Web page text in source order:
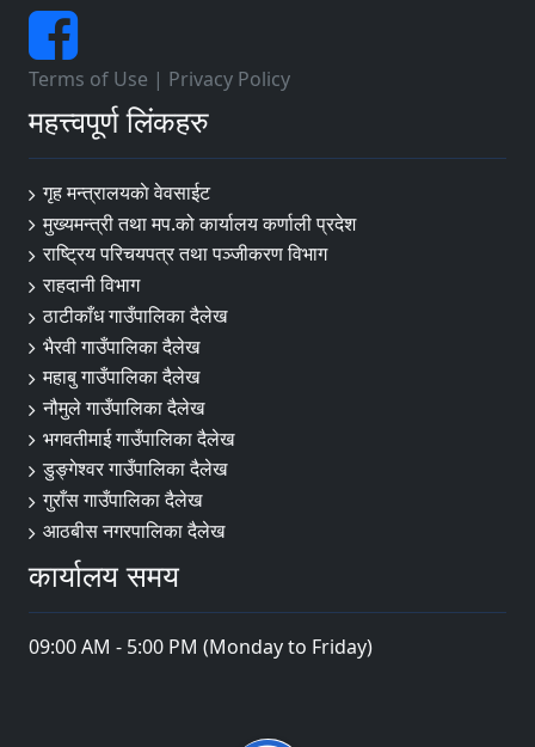
Terms of Use | Privacy Policy
महत्त्वपूर्ण लिंकहरु
गृह मन्त्रालयकाे वेवसाईट
मुख्यमन्त्री तथा मप.को कार्यालय कर्णाली प्रदेश
राष्ट्रिय परिचयपत्र तथा पञ्जीकरण विभाग
राहदानी विभाग
ठाटीकाँध गाउँपालिका दैलेख
भैरवी गाउँपालिका दैलेख
महाबु गाउँपालिका दैलेख
नौमुले गाउँपालिका दैलेख
भगवतीमाई गाउँपालिका दैलेख
डुङ्गेश्वर गाउँपालिका दैलेख
गुराँस गाउँपालिका दैलेख
आठबीस नगरपालिका दैलेख
कार्यालय समय
09:00 AM - 5:00 PM (Monday to Friday)